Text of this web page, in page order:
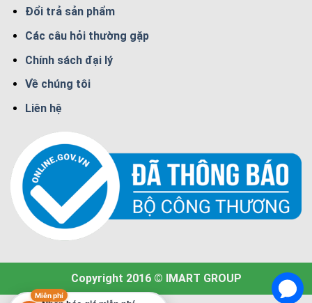
Đổi trả sản phẩm
Các câu hỏi thường gặp
Chính sách đại lý
Về chúng tôi
Liên hệ
Copyright 2016 © IMART GROUP
Miễn phí